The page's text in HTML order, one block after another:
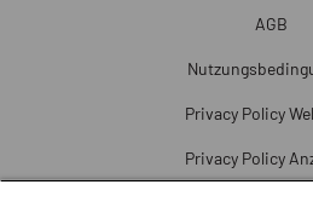
AGB
Privacy Policy
Privacy Policy